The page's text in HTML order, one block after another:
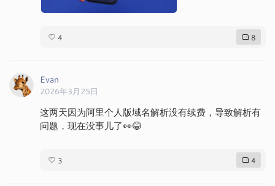
4 8
Evan
2026年3月25日
这两天因为阿里个人版域名解析没有续费，导致解析有
问题，现在没事儿了👀😂
3 4